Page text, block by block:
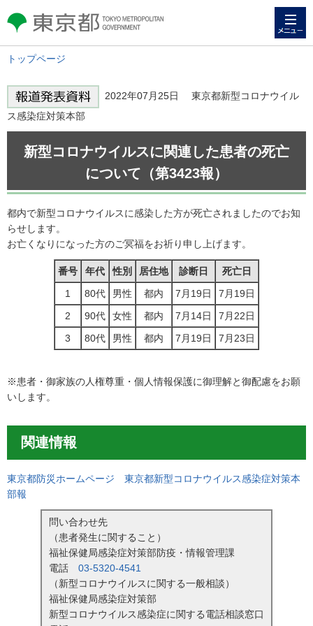
東京都 TOKYO METROPOLITAN
GOVERNMENT
トップページ
2022年07月25日 東京都新型コロナウイル
ス感染症対策本部
新型コロナウイルスに関連した患者の死亡
について（第3423報）
都内で新型コロナウイルスに感染した方が死亡されましたのでお知
らせします。
お亡くなりになった方のご冥福をお祈り申し上げます。
番号 年代 性別 居住地 診断日
死亡日
1
80代 男性 都内 7月19日
7月19日
2
90代 女性 都内 7月14日
7月22日
3
80代 男性 都内 7月19日 7月23日
※患者・御家族の人権尊重・個人情報保護に御理解と御配慮をお願
いします。
関連情報
東京都防災ホームページ 東京都新型コロナウイルス感染症対策本
部報
問い合わせ先
（患者発生に関すること）
福祉保健局感染症対策部防疫・情報管理課
電話 03-5320-4541
（新型コロナウイルスに関する一般相談）
福祉保健局感染症対策部
新型コロナウイルス感染症に関する電話相談窓口